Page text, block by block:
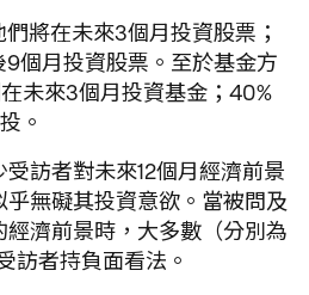
將在未來3個月投資股票；
個月投資股票。至於基金方
未來3個月投資基金；40%
。
訪者對未來12個月經濟前景
無礙其投資意欲。當被問及
濟前景時，大多數（分別為
訪者持負面看法。